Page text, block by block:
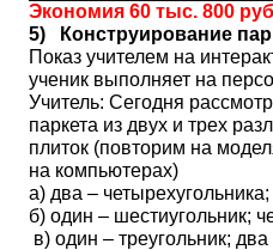
Экономия 60 тыс. 800
5)
Конструирование
Показ учителем на
ученик выполняет на
Учитель: Сегодня
паркета из двух и трех
плиток (повторим на
на компьютерах)
а) два –
б) один – шестиугольник;
в) один – треугольник;